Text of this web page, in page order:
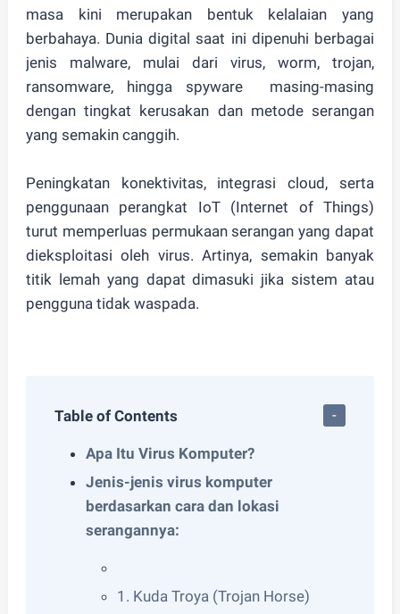
masa kini merupakan bentuk kelalaian yang
berbahaya. Dunia digital saat ini dipenuhi berbagai
jenis malware, mulai dari virus, worm, trojan,
ransomware, hingga spyware masing-masing
dengan tingkat kerusakan dan metode serangan
yang semakin canggih.
Peningkatan konektivitas, integrasi cloud, serta
penggunaan perangkat IoT (Internet of Things)
turut memperluas permukaan serangan yang dapat
dieksploitasi oleh virus. Artinya, semakin banyak
titik lemah yang dapat dimasuki jika sistem atau
pengguna tidak waspada.
Table of Contents
Apa Itu Virus Komputer?
Jenis-jenis virus komputer
berdasarkan cara dan lokasi
serangannya:
1. Kuda Troya (Trojan Horse)